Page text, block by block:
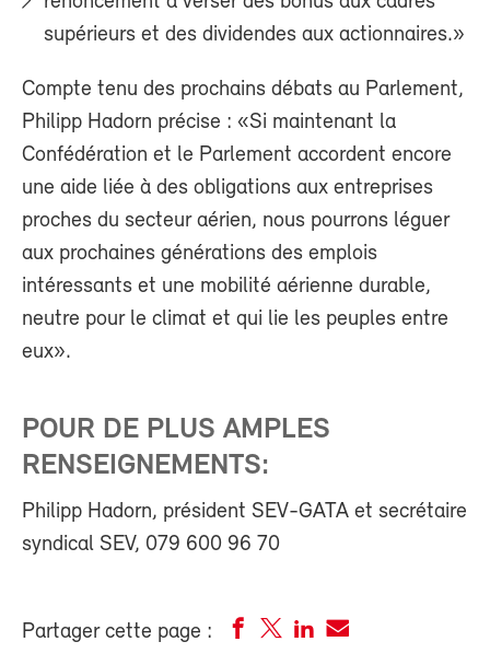
supérieurs et des dividendes aux actionnaires.»
Compte tenu des prochains débats au Parlement,
Philipp Hadorn précise : «Si maintenant la
Confédération et le Parlement accordent encore
une aide liée à des obligations aux entreprises
proches du secteur aérien, nous pourrons léguer
aux prochaines générations des emplois
intéressants et une mobilité aérienne durable,
neutre pour le climat et qui lie les peuples entre
eux».
POUR DE PLUS AMPLES
RENSEIGNEMENTS:
Philipp Hadorn, président SEV-GATA et secrétaire
syndical SEV, 079 600 96 70
Partager cette page :